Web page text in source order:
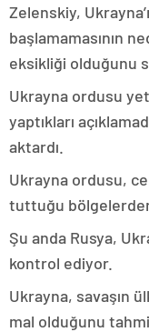
Zelenskiy,
başlamamasının
eksikliği olduğunu
Ukrayna ordusu
yaptıkları
aktardı.
Ukrayna ordusu,
tuttuğu
Şu anda Rusya,
kontrol ediyor.
Ukrayna, savaşın
mal olduğunu